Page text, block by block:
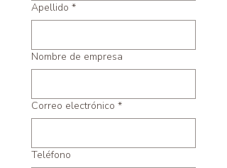
Apellido *
Nombre de empresa
Correo electrónico *
Teléfono